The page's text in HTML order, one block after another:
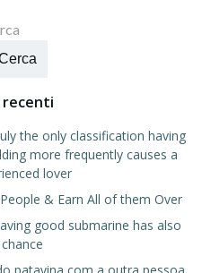
the only classification having
more frequently causes a
lover
& Earn All of them Over
good submarine has also